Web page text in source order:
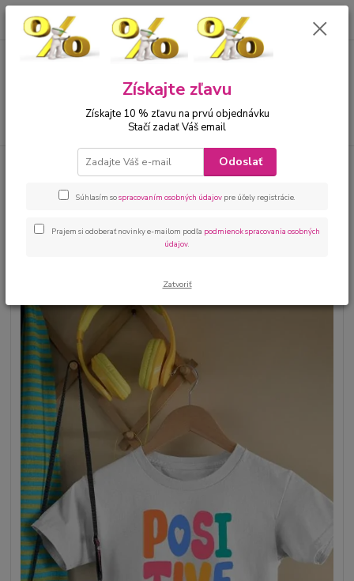
00421 905 612848 za0 €
Dievčatá 2 - 16 Tričká
Vtipné tričko pre deti s motívom positive
Vtipné tričko pre deti s motívom
positive vibes biele
Získajte zľavu
Získajte 10 % zľavu na prvú objednávku
Stačí zadať Váš email
Odoslať
Súhlasím sospracovaním osobných údajov pre účely registrácie.
Prajem si odoberať novinky e-mailom podľa podmienok spracovania osobných
údajov.
Zatvoriť